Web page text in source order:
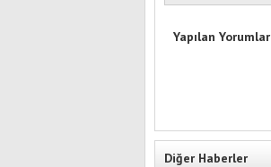
Yapılan Yorumlar
Diğer Haberler